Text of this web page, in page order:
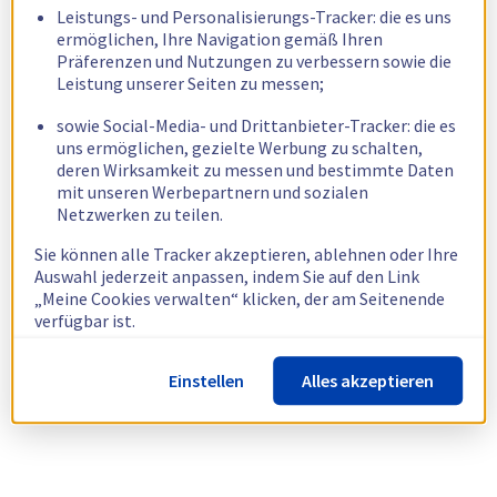
Leistungs- und Personalisierungs-Tracker: die es uns
ermöglichen, Ihre Navigation gemäß Ihren
Präferenzen und Nutzungen zu verbessern sowie die
Leistung unserer Seiten zu messen;
sowie Social-Media- und Drittanbieter-Tracker: die es
uns ermöglichen, gezielte Werbung zu schalten,
deren Wirksamkeit zu messen und bestimmte Daten
mit unseren Werbepartnern und sozialen
Netzwerken zu teilen.
Sie können alle Tracker akzeptieren, ablehnen oder Ihre
Auswahl jederzeit anpassen, indem Sie auf den Link
„Meine Cookies verwalten“ klicken, der am Seitenende
verfügbar ist.
Weitere Informationen finden Sie in unsererRichtlinie
zur Verwendung von Cookies.
Einstellen Alles akzeptieren